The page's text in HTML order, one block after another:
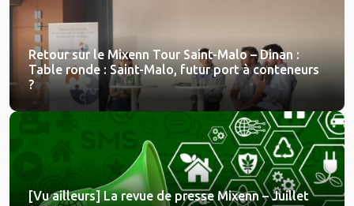
Retour sur le Mixenn Tour Saint-Malo – Dinan :
Table ronde : Saint-Malo, futur port à conteneurs
?
[Vu ailleurs] La revue de presse Mixenn – Juillet